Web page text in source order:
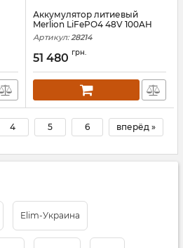
Аккумулятор литиевый
Merlion LiFePO4 48V 100AH
Артикул: 28214
51 480 грн.
4 5 6 вперёд »
Elim-Украина